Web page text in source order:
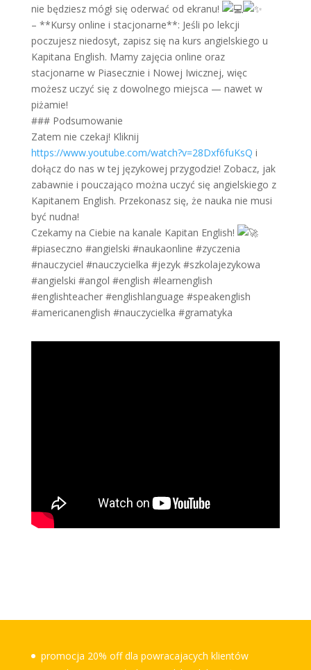
nie będziesz mógł się oderwać od ekranu!
– **Kursy online i stacjonarne**: Jeśli po lekcji
poczujesz niedosyt, zapisz się na kurs angielskiego u
Kapitana English. Mamy zajęcia online oraz
stacjonarne w Piasecznie i Nowej Iwicznej, więc
możesz uczyć się z dowolnego miejsca — nawet w
piżamie!
### Podsumowanie
Zatem nie czekaj! Kliknij
https://www.youtube.com/watch?v=28Dxf6fuKsQ i
dołącz do nas w tej językowej przygodzie! Zobacz, jak
zabawnie i pouczająco można uczyć się angielskiego z
Kapitanem English. Przekonasz się, że nauka nie musi
być nudna!
Czekamy na Ciebie na kanale Kapitan English!
#piaseczno #angielski #naukaonline #zyczenia
#nauczyciel #nauczycielka #jezyk #szkolajezykowa
#angielski #angol #english #learnenglish
#englishteacher #englishlanguage #speakenglish
#americanenglish #nauczycielka #gramatyka
promocja 20% off dla powracajacych klientów